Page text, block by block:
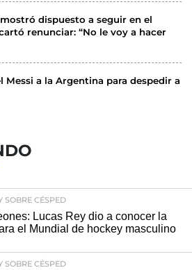
dispuesto a seguir en el
renunciar: “No le voy a hacer
Messi a la Argentina para despedir a
SOBRE CÉSPED
Lucas Rey dio a conocer la
el Mundial de hockey masculino
SOBRE CÉSPED